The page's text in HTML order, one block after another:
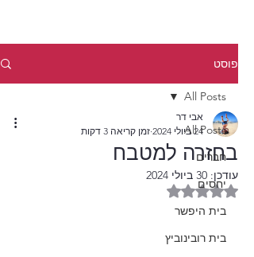
פוסט
All Posts
חברים
יחסים
בית היפשר
בית רובינוביץ
All Posts
בחזרה למטבח
אבי דר
24 ביולי 2024
זמן קריאה 3 דקות
עודכן: 30 ביולי 2024
דירוג של NaN מתוך 5 כוכבים